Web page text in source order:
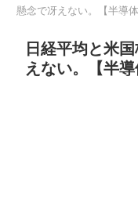
懸念で冴えない。【半導体
日経平均と米
えない。【半導